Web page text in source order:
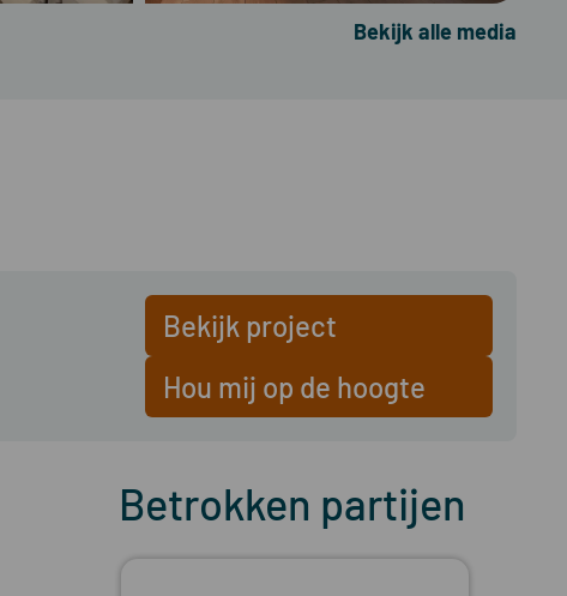
Bekijk alle media
Bekijk project
Hou mij op de hoogte
Betrokken partijen